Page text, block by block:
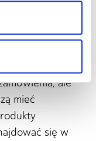
ludziom to,
wdzięczni i
ale
mieć
się w